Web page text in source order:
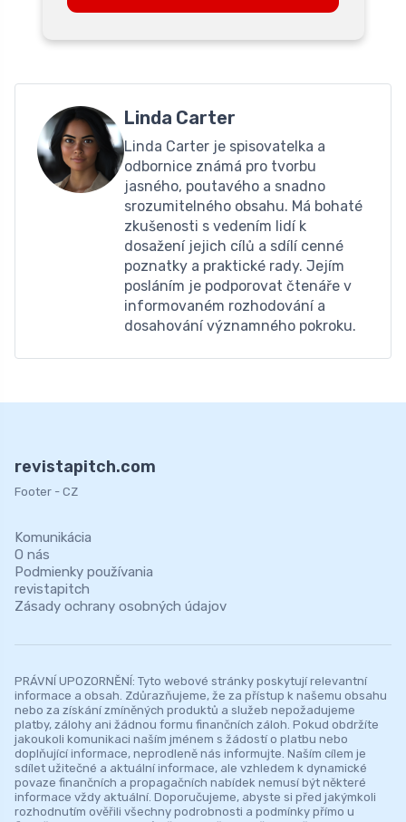
Linda Carter
Linda Carter je spisovatelka a
odbornice známá pro tvorbu
jasného, ​​poutavého a snadno
srozumitelného obsahu. Má bohaté
zkušenosti s vedením lidí k
dosažení jejich cílů a sdílí cenné
poznatky a praktické rady. Jejím
posláním je podporovat čtenáře v
informovaném rozhodování a
dosahování významného pokroku.
revistapitch.com
Footer - CZ
Komunikácia
O nás
Podmienky používania
revistapitch
Zásady ochrany osobných údajov
PRÁVNÍ UPOZORNĚNÍ: Tyto webové stránky poskytují relevantní
informace a obsah. Zdůrazňujeme, že za přístup k našemu obsahu
nebo za získání zmíněných produktů a služeb nepožadujeme
platby, zálohy ani žádnou formu finančních záloh. Pokud obdržíte
jakoukoli komunikaci naším jménem s žádostí o platbu nebo
doplňující informace, neprodleně nás informujte. Naším cílem je
sdílet užitečné a aktuální informace, ale vzhledem k dynamické
povaze finančních a propagačních nabídek nemusí být některé
informace vždy aktuální. Doporučujeme, abyste si před jakýmkoli
rozhodnutím ověřili všechny podrobnosti a podmínky přímo u